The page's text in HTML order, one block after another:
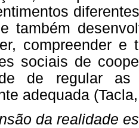
também
compreender e
sociais de
de regular
adequada
da realidade